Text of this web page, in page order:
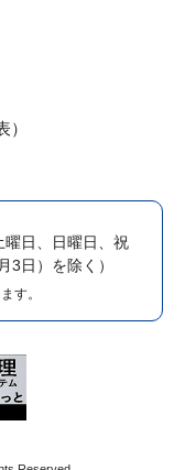
曜日、日曜日、祝
3日）を除く）
す。